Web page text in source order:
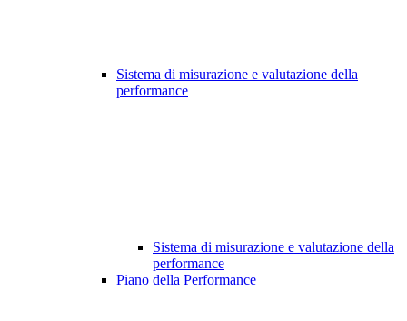
Sistema di misurazione e valutazione della
performance
Sistema di misurazione e valutazione della
performance
Piano della Performance